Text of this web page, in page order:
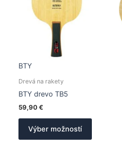
BTY
Drevá na rakety
BTY drevo TB5
59,90€
Výber možností
Tento